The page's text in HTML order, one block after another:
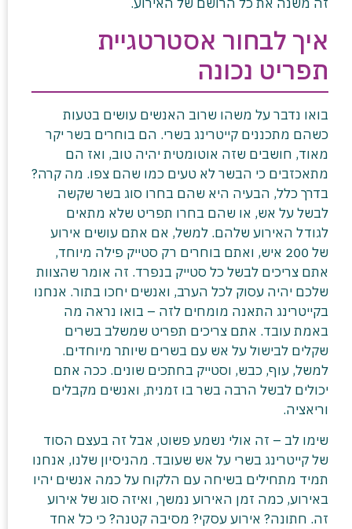
זה משנה את כל הרושם של האירוע.
איך לבחור אסטרטגיית
תפריט נכונה
בואו נדבר על משהו שרוב האנשים עושים בטעות
כשהם מתכננים קייטרינג בשרי. הם בוחרים בשר יקר
מאוד, חושבים שזה אוטומטית יהיה טוב, ואז הם
מתאכזבים כי הבשר לא טעים כמו שהם צפו. מה קרה?
בדרך כלל, הבעיה היא שהם בחרו סוג בשר שקשה
לבשל על אש, או שהם בחרו תפריט שלא מתאים
לגודל האירוע שלהם. למשל, אם אתם עושים אירוע
של 200 איש, ואתם בוחרים רק סטייק פילה מיוחד,
אתם צריכים לבשל כל סטייק בנפרד. זה אומר שהצוות
שלכם יהיה עסוק לכל הערב, ואנשים יחכו בתור. אנחנו
בקייטרינג התאנה מומחים לזה – בואו נראה מה
באמת עובד. אתם צריכים תפריט שמשלב בשרים
שקלים לבישול על אש עם בשרים שיותר מיוחדים.
למשל, עוף, כבש, וסטייק בחתכים שונים. ככה אתם
יכולים לבשל הרבה בשר בו זמנית, ואנשים מקבלים
וריאציה.
שימו לב – זה אולי נשמע פשוט, אבל זה בעצם הסוד
של קייטרינג בשרי על אש שעובד. מהניסיון שלנו, אנחנו
תמיד מתחילים בשיחה עם הלקוח על כמה אנשים יהיו
באירוע, כמה זמן האירוע נמשך, ואיזה סוג של אירוע
זה. חתונה? אירוע עסקי? מסיבה קטנה? כי כל אחד